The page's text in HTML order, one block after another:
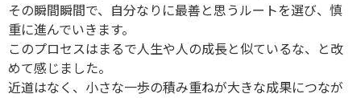
その瞬間瞬間で、自分なりに最善と思うルートを選び、慎
重に進んでいきます。
このプロセスはまるで人生や人の成長と似ているな、と改
めて感じました。
近道はなく、小さな一歩の積み重ねが大きな成果につなが